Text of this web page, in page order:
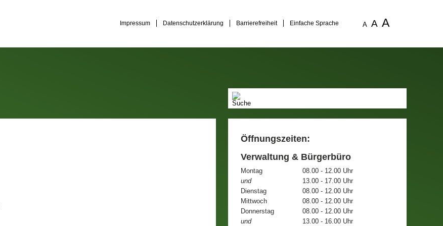
Impressum Datenschutzerklärung Barrierefreiheit Einfache Sprache A A A
Öffnungszeiten:
Verwaltung & Bürgerbüro
Montag
08.00 - 12.00 Uhr
und
13.00 - 17.00 Uhr
Dienstag
08.00 - 12.00 Uhr
Mittwoch
08.00 - 12.00 Uhr
Donnerstag
08.00 - 12.00 Uhr
und
13.00 - 16.00 Uhr